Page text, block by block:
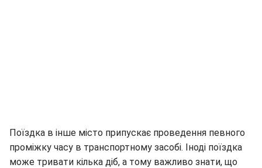
Поїздка в інше місто припускає проведення певного
проміжку часу в транспортному засобі. Іноді поїздка
може тривати кілька діб, а тому важливо знати, що